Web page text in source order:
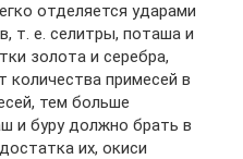
отделяется ударами
т. е. селитры, поташа и
золота и серебра,
количества примесей в
тем больше
и буру должно брать в
их, окиси